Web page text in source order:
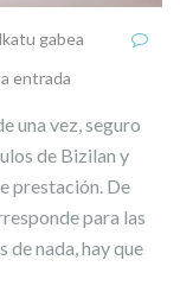
gabea
entrada
una vez, seguro
de Bizilan y
prestación. De
para las
nada, hay que